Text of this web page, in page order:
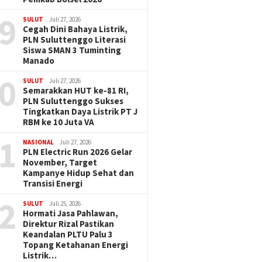
SULUT Juli 27, 2026
Cegah Dini Bahaya Listrik,
PLN Suluttenggo Literasi
Siswa SMAN 3 Tuminting
Manado
SULUT Juli 27, 2026
Semarakkan HUT ke-81 RI,
PLN Suluttenggo Sukses
Tingkatkan Daya Listrik PT J
RBM ke 10 Juta VA
NASIONAL Juli 27, 2026
PLN Electric Run 2026 Gelar
November, Target
Kampanye Hidup Sehat dan
Transisi Energi
SULUT Juli 25, 2026
Hormati Jasa Pahlawan,
Direktur Rizal Pastikan
Keandalan PLTU Palu 3
Topang Ketahanan Energi
Listrik…